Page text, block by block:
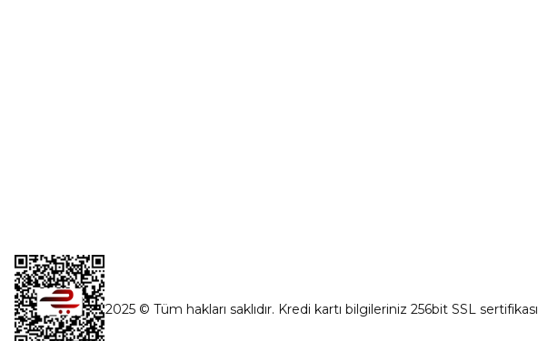
2025 © Tüm hakları saklıdır. Kredi kartı bilgileriniz 256bit SSL